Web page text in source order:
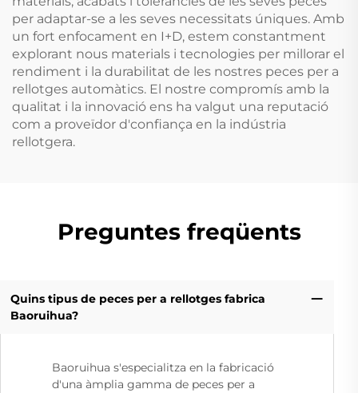
per adaptar-se a les seves necessitats úniques. Amb
un fort enfocament en I+D, estem constantment
explorant nous materials i tecnologies per millorar el
rendiment i la durabilitat de les nostres peces per a
rellotges automàtics. El nostre compromís amb la
qualitat i la innovació ens ha valgut una reputació
com a proveïdor d'confiança en la indústria
rellotgera.
Preguntes freqüents
Quins tipus de peces per a rellotges fabrica
Baoruihua?
Baoruihua s'especialitza en la fabricació
d'una àmplia gamma de peces per a